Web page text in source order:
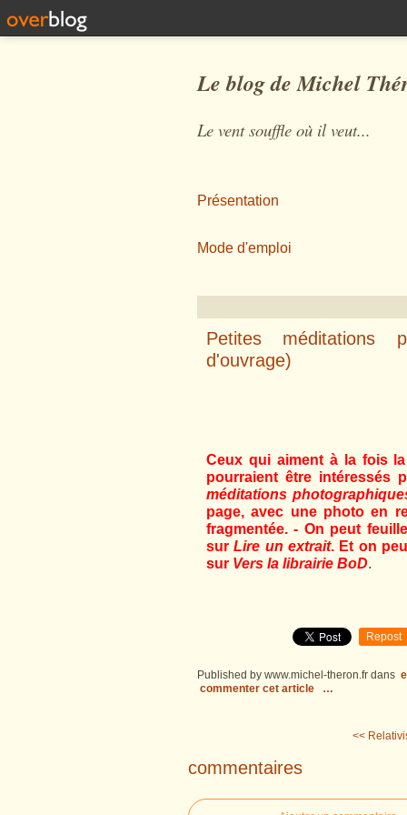
Le blog de Michel
Le vent souffle où il veut...
Présentation
Mode d'emploi
Petites méditations
d'ouvrage)
Ceux qui aiment à la fois
pourraient être intéressés
méditations
page, avec une photo en
fragmentée. - On peut
surLire un extrait. Et on
sur Vers la librairie BoD.
Repost
Published by www.michel-theron.fr dans
commenter cet article
…
<<
commentaires